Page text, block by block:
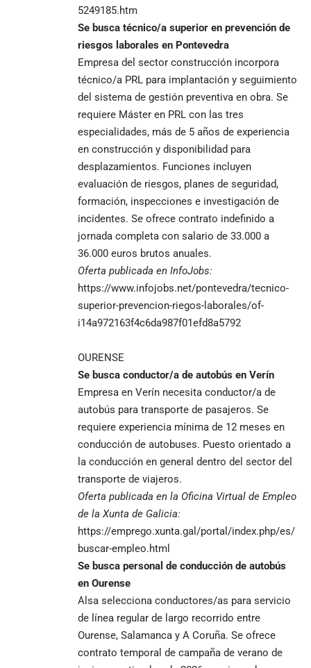
5249185.htm
Se busca técnico/a superior en prevención de
riesgos laborales en Pontevedra
Empresa del sector construcción incorpora
técnico/a PRL para implantación y seguimiento
del sistema de gestión preventiva en obra. Se
requiere Máster en PRL con las tres
especialidades, más de 5 años de experiencia
en construcción y disponibilidad para
desplazamientos. Funciones incluyen
evaluación de riesgos, planes de seguridad,
formación, inspecciones e investigación de
incidentes. Se ofrece contrato indefinido a
jornada completa con salario de 33.000 a
36.000 euros brutos anuales.
Oferta publicada en InfoJobs:
https://www.infojobs.net/pontevedra/tecnico-
superior-prevencion-riegos-laborales/of-
i14a972163f4c6da987f01efd8a5792
OURENSE
Se busca conductor/a de autobús en Verín
Empresa en Verín necesita conductor/a de
autobús para transporte de pasajeros. Se
requiere experiencia mínima de 12 meses en
conducción de autobuses. Puesto orientado a
la conducción en general dentro del sector del
transporte de viajeros.
Oferta publicada en la Oficina Virtual de Empleo
de la Xunta de Galicia:
https://emprego.xunta.gal/portal/index.php/es/
buscar-empleo.html
Se busca personal de conducción de autobús
en Ourense
Alsa selecciona conductores/as para servicio
de línea regular de largo recorrido entre
Ourense, Salamanca y A Coruña. Se ofrece
contrato temporal de campaña de verano de